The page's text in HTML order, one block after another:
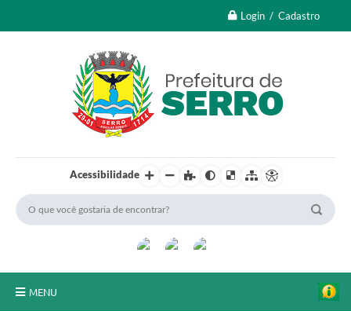
Login / Cadastro
Acessibilidade
MENU